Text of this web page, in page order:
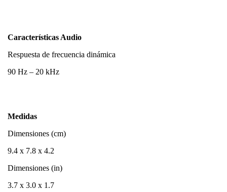
Características Audio
Respuesta de frecuencia dinámica
90 Hz – 20 kHz
Medidas
Dimensiones (cm)
9.4 x 7.8 x 4.2
Dimensiones (in)
3.7 x 3.0 x 1.7